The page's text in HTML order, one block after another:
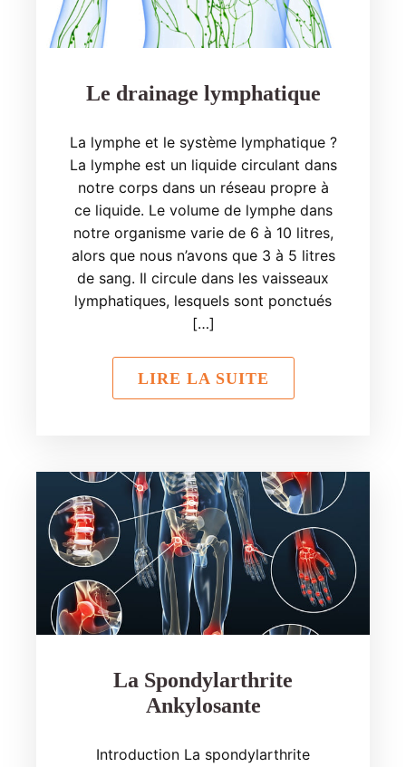
Le drainage lymphatique
La lymphe et le système lymphatique ?
La lymphe est un liquide circulant dans
notre corps dans un réseau propre à
ce liquide. Le volume de lymphe dans
notre organisme varie de 6 à 10 litres,
alors que nous n’avons que 3 à 5 litres
de sang. Il circule dans les vaisseaux
lymphatiques, lesquels sont ponctués
[…]
LIRE LA SUITE
La Spondylarthrite
Ankylosante
Introduction La spondylarthrite